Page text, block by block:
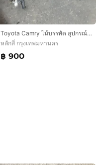
Toyota Camry ไม้บรรทัด อุปกรณ์เครื่อง 5s FE สอบถาม รายละเอียดเพิ่มเติมได้ครับ
หลักสี่ กรุงเทพมหานคร
฿ 900